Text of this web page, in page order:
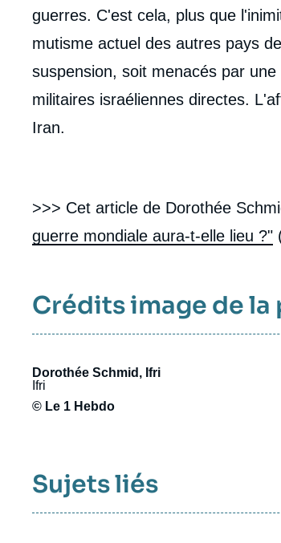
guerres. C'est cela, plus que
mutisme actuel des autres pays
suspension, soit menacés par
militaires israéliennes directes.
Iran.
>>> Cet article de Dorothée
guerre mondiale aura-t-elle lieu ?"
Crédits image de la
Dorothée Schmid, Ifri
Ifri
© Le 1 Hebdo
Sujets liés